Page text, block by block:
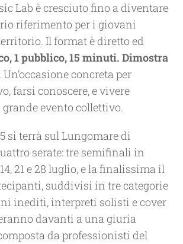
Lab è cresciuto fino a diventare
riferimento per i giovani
Il format è diretto ed
1 pubblico, 15 minuti. Dimostra
Un’occasione concreta per
farsi conoscere, e vivere
grande evento collettivo.
si terrà sul Lungomare di
serate: tre semifinali in
21 e 28 luglio, e la finalissima il
suddivisi in tre categorie
inediti, interpreti solisti e cover
davanti a una giuria
da professionisti del